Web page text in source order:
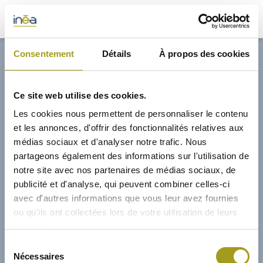
Consentement Détails À propos des cookies
Ce site web utilise des cookies.
Les cookies nous permettent de personnaliser le contenu
et les annonces, d'offrir des fonctionnalités relatives aux
médias sociaux et d'analyser notre trafic. Nous
partageons également des informations sur l'utilisation de
notre site avec nos partenaires de médias sociaux, de
publicité et d'analyse, qui peuvent combiner celles-ci
avec d'autres informations que vous leur avez fournies
ou qu'ils ont collectées lors de votre utilisation de leurs
Nécessaires
32,70€
ACTUS
INVESTISSEURS
PORTE-DOCUMENTS
GREEN BUILDING